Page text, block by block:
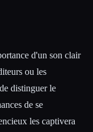
d'un son clair
ou les
distinguer le
de se
les captivera